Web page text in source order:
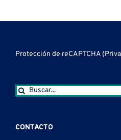
Usabilidad
para
de
Protección de reCAPTCHA (
Buscar:
CONTACTO